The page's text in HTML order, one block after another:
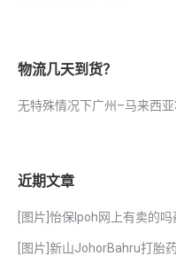
物流几天到货？
无特殊情况下广州–马来西亚
近期文章
[图片]怡保lpoh网上有卖的
[图片]新山JohorBahru打胎